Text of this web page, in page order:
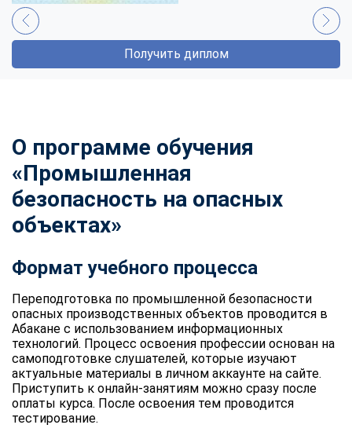
Получить диплом
О программе обучения
«Промышленная
безопасность на опасных
объектах»
Формат учебного процесса
Переподготовка по промышленной безопасности
опасных производственных объектов проводится в
Абакане с использованием информационных
технологий. Процесс освоения профессии основан на
самоподготовке слушателей, которые изучают
актуальные материалы в личном аккаунте на сайте.
Приступить к онлайн-занятиям можно сразу после
оплаты курса. После освоения тем проводится
тестирование.